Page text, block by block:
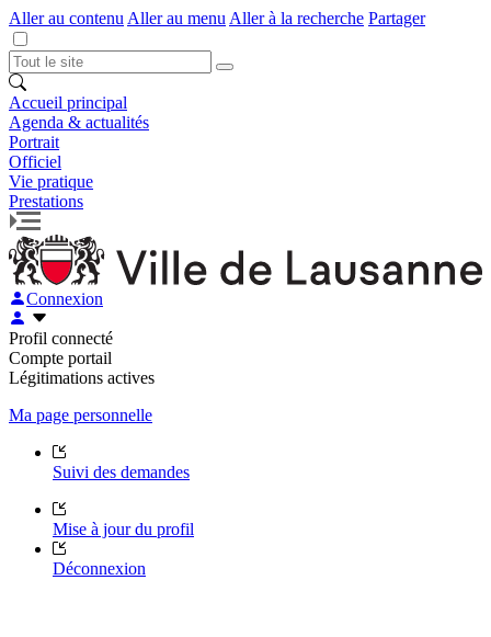
Aller au contenu Aller au menu Aller à la recherche Partager
Accueil principal
Agenda & actualités
Portrait
Officiel
Vie pratique
Prestations
Connexion
Profil connecté
Compte portail
Légitimations actives
Ma page personnelle
Suivi des demandes
Mise à jour du profil
Déconnexion